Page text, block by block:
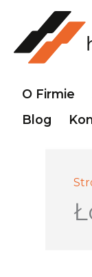
treści
O Firmie
Blog